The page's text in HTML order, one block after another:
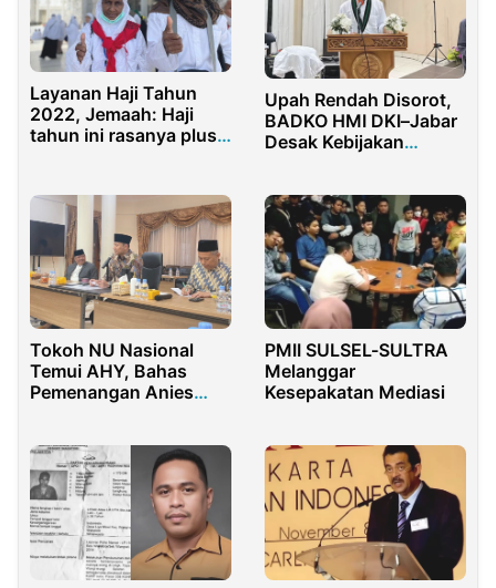
Layanan Haji Tahun
2022, Jemaah: Haji
tahun ini rasanya plus
Upah Rendah Disorot,
BADKO HMI DKI–Jabar
Desak Kebijakan
Tokoh NU Nasional
Temui AHY, Bahas
Pemenangan Anies
PMII SULSEL-SULTRA
Melanggar
Kesepakatan Mediasi